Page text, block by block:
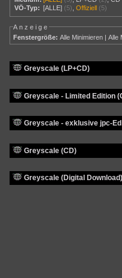
VÖ-Typ: [ALLE] (5) ,Offiziell (5)
Anzeige
Fenstergröße: Alle Minimieren |Alle
Greyscale (LP+CD)
Greyscale - Limited Edition
Greyscale - exklusive jpc-
Greyscale (CD)
Greyscale (Digital Download)